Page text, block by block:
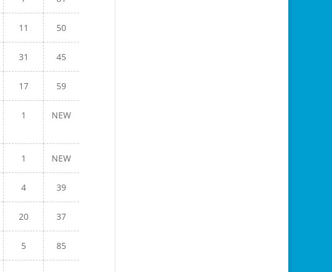
11 50
31 45
17 59
1 NEW
1 NEW
4 39
20 37
5 85